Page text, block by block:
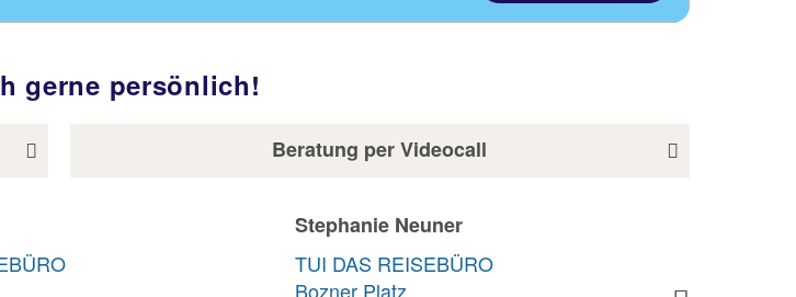
gerne persönlich!
Beratung per Videocall
Neuner
REISEBÜRO
Tamara Gabriel
TUI DAS REISEBÜRO
Klagenfurt